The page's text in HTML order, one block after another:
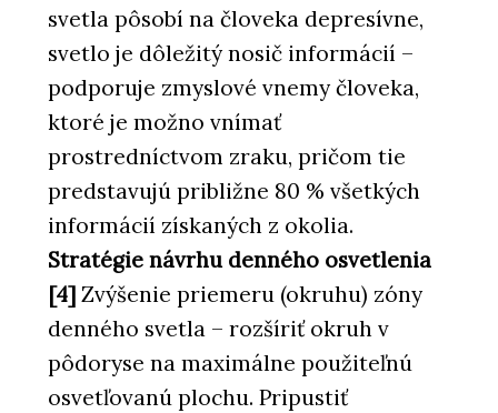
svetla pôsobí na človeka depresívne,
svetlo je dôležitý nosič informácií –
podporuje zmyslové vnemy človeka,
ktoré je možno vnímať
prostredníctvom zraku, pričom tie
predstavujú približne 80 % všetkých
informácií získaných z okolia.
Stratégie návrhu denného osvetlenia
[4] Zvýšenie priemeru (okruhu) zóny
denného svetla – rozšíriť okruh v
pôdoryse na maximálne použiteľnú
osvetľovanú plochu. Pripustiť